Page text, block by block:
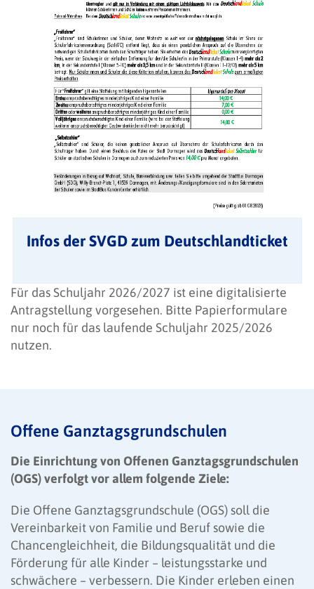
Infos der SVGD zum Deutschlandticket
Für das Schuljahr 2026/2027 ist eine digitalisierte
Antragstellung vorgesehen. Bitte Papierformulare
nur noch für das laufende Schuljahr 2025/2026
nutzen.
Offene Ganztagsgrundschulen
Die Einrichtung von Offenen Ganztagsgrundschulen
(OGS) verfolgt vor allem folgende Ziele:
Die Offene Ganztagsgrundschule (OGS) soll die
Vereinbarkeit von Familie und Beruf sowie die
Chancengleichheit, die Bildungsqualität und die
Förderung für alle Kinder – leistungsstarke und
schwächere – verbessern. Die Kinder erleben einen